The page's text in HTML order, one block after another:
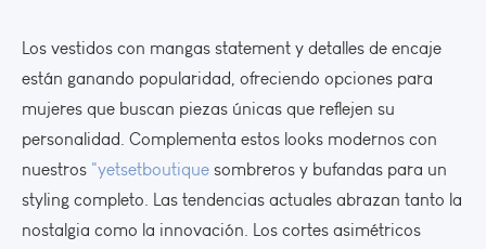
Los vestidos con mangas statement y detalles de encaje
están ganando popularidad, ofreciendo opciones para
mujeres que buscan piezas únicas que reflejen su
personalidad. Complementa estos looks modernos con
nuestros "yetsetboutique sombreros y bufandas para un
styling completo. Las tendencias actuales abrazan tanto la
nostalgia como la innovación. Los cortes asimétricos